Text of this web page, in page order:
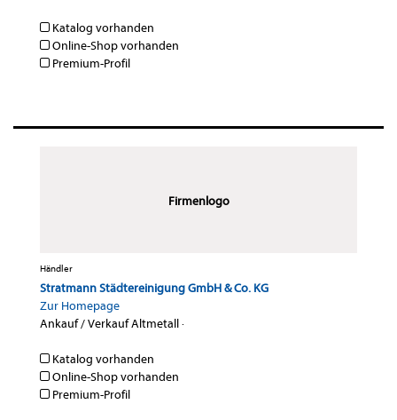
Katalog vorhanden
Online-Shop vorhanden
Premium-Profil
Firmenlogo
Händler
Stratmann Städtereinigung GmbH & Co. KG
Zur Homepage
Ankauf / Verkauf Altmetall·
Katalog vorhanden
Online-Shop vorhanden
Premium-Profil